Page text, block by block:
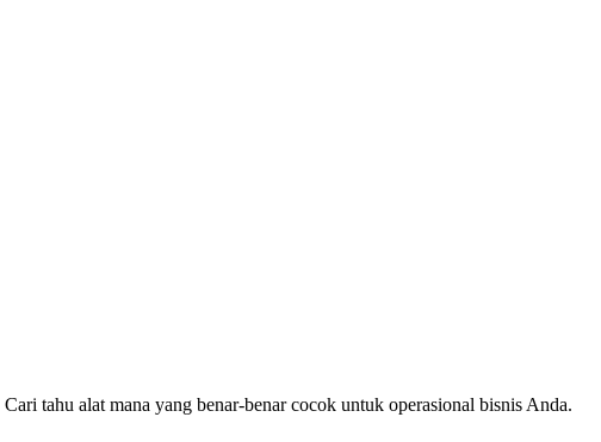
tahu alat mana yang benar-benar cocok untuk operasional bisnis Anda.